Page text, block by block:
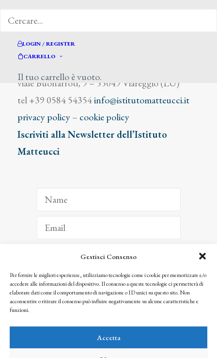
Gestisci Consenso
Per fornire le migliori esperienze, utilizziamo tecnologie come i cookie per memorizzare e/o
accedere alle informazioni del dispositivo. Il consenso a queste tecnologie ci permetterà di
elaborare dati come il comportamento di navigazione o ID unici su questo sito. Non
acconsentire o ritirare il consenso può influire negativamente su alcune caratteristiche e
funzioni.
Accetta
LOGIN / REGISTER
CARRELLO
Il tuo carrello è vuoto.
viale Buonarroti, 9 – 55049 Viareggio (LU)
tel +39 0584 54354info@istitutomatteucci.it
privacy policy– cookie policy
Iscriviti alla Newsletter dell’Istituto
Matteucci
ISCRIVITI
Facendo clic per iscriverti, riconosci che le tue informazioni saranno trattate
seguendo la nostra Privacy Policy
© 2025 Istituto Matteucci. All right reserved
l’autorizzazione scritta dei proprietari dei diritti e dell’Istituto Matteucci